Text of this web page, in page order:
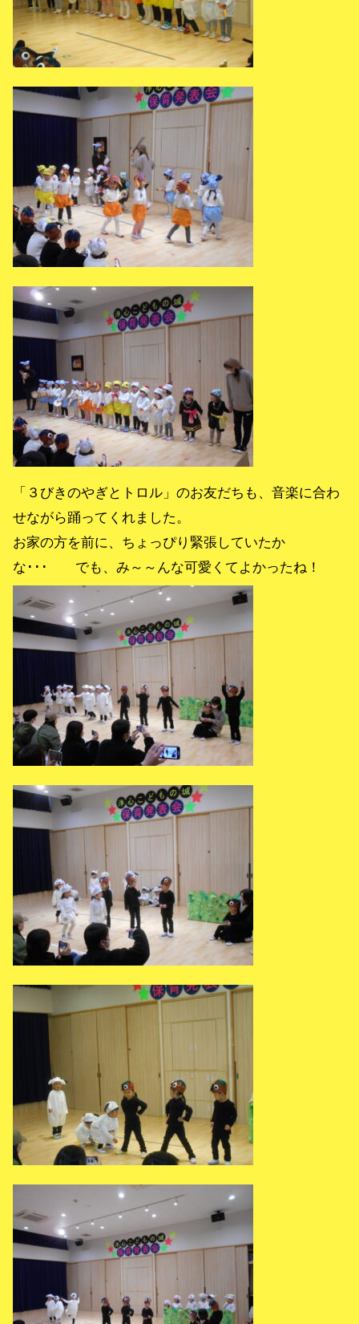
「３びきのやぎとトロル」のお友だちも、音楽に合わ
せながら踊ってくれました。
お家の方を前に、ちょっぴり緊張していたか
な･･･ でも、み～～んな可愛くてよかったね！